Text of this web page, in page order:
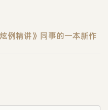
例精讲》同事的一本新作